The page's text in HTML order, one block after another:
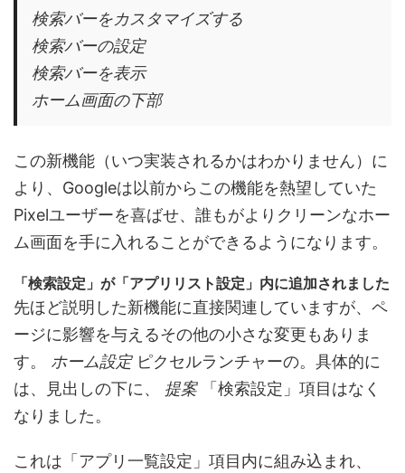
検索バーをカスタマイズする
検索バーの設定
検索バーを表示
ホーム画面の下部
この新機能（いつ実装されるかはわかりません）に
より、Googleは以前からこの機能を熱望していた
Pixelユーザーを喜ばせ、誰もがよりクリーンなホー
ム画面を手に入れることができるようになります。
「検索設定」が「アプリリスト設定」内に追加されました
先ほど説明した新機能に直接関連していますが、ペ
ージに影響を与えるその他の小さな変更もありま
す。 ホーム設定 ピクセルランチャーの。具体的に
は、見出しの下に、 提案
「検索設定」項目はなく
なりました。
これは「アプリ一覧設定」項目内に組み込まれ、